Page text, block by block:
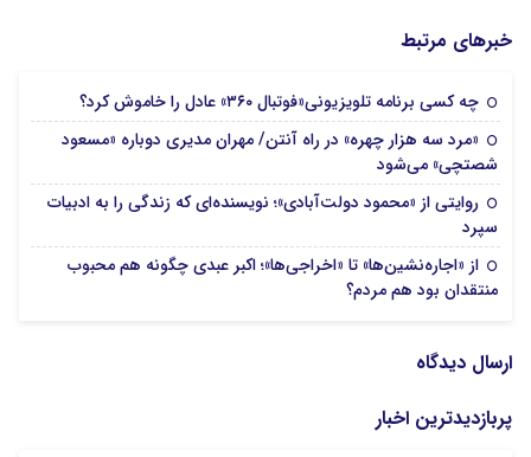
خبرهای مرتبط
چه کسی برنامه تلویزیونی«فوتبال ۳۶۰» عادل را خاموش کرد؟
«مرد سه هزار چهره» در راه آنتن/ مهران مدیری دوباره «مسعود
شصتچی» می‌شود
روایتی از «محمود دولت‌آبادی»؛ نویسنده‌ای که زندگی را به ادبیات
سپرد
از «اجاره‌نشین‌ها» تا «اخراجی‌ها»؛ اکبر عبدی چگونه هم محبوب
منتقدان بود هم مردم؟
ارسال دیدگاه
پربازدیدترین اخبار